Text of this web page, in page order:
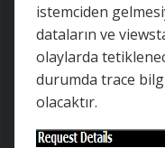
istemciden
dataların ve
olaylarda
durumda trace
olacaktır.